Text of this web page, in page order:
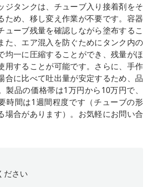
ジタンクは、チューブ入り接着剤をそ
ため、移し変え作業が不要です。容器
ューブ残量を確認しながら塗布するこ
た、エア混入を防ぐためにタンク内の
均一に圧縮することができ、残量がほ
用することが可能です。さらに、手作
合に比べて吐出量が安定するため、品
製品の価格帯は1万円から10万円で、
時間は1週間程度です（チューブの形
場合があります）。お気軽にお問い合
ださい